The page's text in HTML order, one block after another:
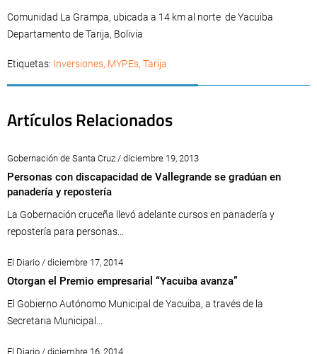
Comunidad La Grampa, ubicada a 14 km al norte de Yacuiba
Departamento de Tarija, Bolivia
Etiquetas: Inversiones, MYPEs, Tarija
Artículos Relacionados
Gobernación de Santa Cruz / diciembre 19, 2013
Personas con discapacidad de Vallegrande se gradúan en
panadería y repostería
La Gobernación cruceña llevó adelante cursos en panadería y
repostería para personas...
El Diario / diciembre 17, 2014
Otorgan el Premio empresarial “Yacuiba avanza”
El Gobierno Autónomo Municipal de Yacuiba, a través de la
Secretaria Municipal...
El Diario / diciembre 16, 2014